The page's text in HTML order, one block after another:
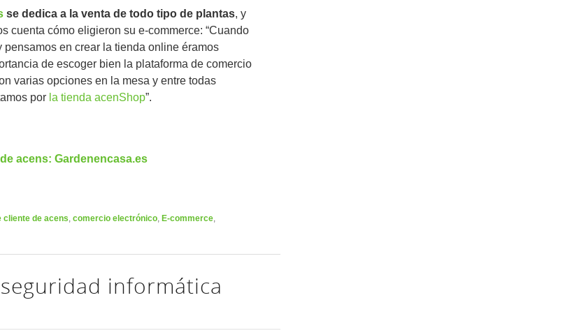
se dedica a la venta de todo tipo de plantas, y
cuenta cómo eligieron su e-commerce: “Cuando
pensamos en crear la tienda online éramos
de escoger bien la plataforma de comercio
varias opciones en la mesa y entre todas
por la tienda acenShop”.
acens: Gardenencasa.es
cliente de acens comercio electrónico E-commerce
informática